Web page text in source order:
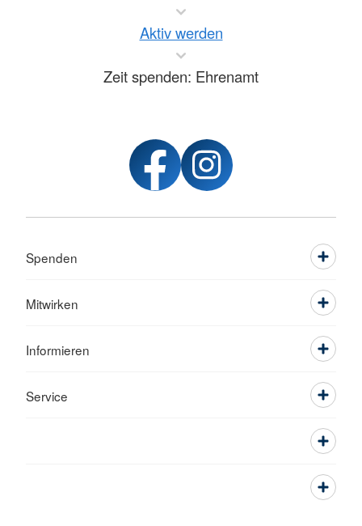
Aktiv werden
Zeit spenden: Ehrenamt
Spenden
Mitwirken
Informieren
Service